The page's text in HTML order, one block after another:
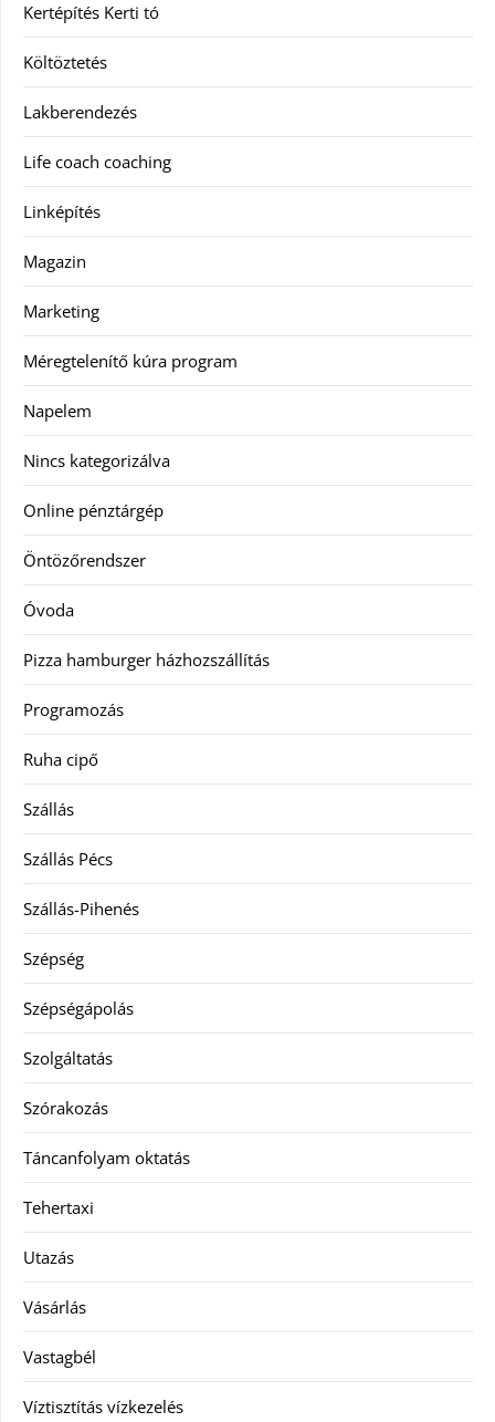
Kertépítés Kerti tó
Költöztetés
Lakberendezés
Life coach coaching
Linképítés
Magazin
Marketing
Méregtelenítő kúra program
Napelem
Nincs kategorizálva
Online pénztárgép
Öntözőrendszer
Óvoda
Pizza hamburger házhozszállítás
Programozás
Ruha cipő
Szállás
Szállás Pécs
Szállás-Pihenés
Szépség
Szépségápolás
Szolgáltatás
Szórakozás
Táncanfolyam oktatás
Tehertaxi
Utazás
Vásárlás
Vastagbél
Víztisztítás vízkezelés